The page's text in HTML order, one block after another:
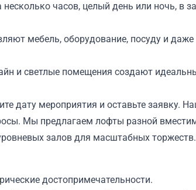
часов, целый день или ночь, в
мебель, оборудование, посуду и даже
и светлые помещения создают
дату мероприятия и оставьте заявку.
Мы предлагаем лофты разной
залов для масштабных торжеств.
достопримечательности.